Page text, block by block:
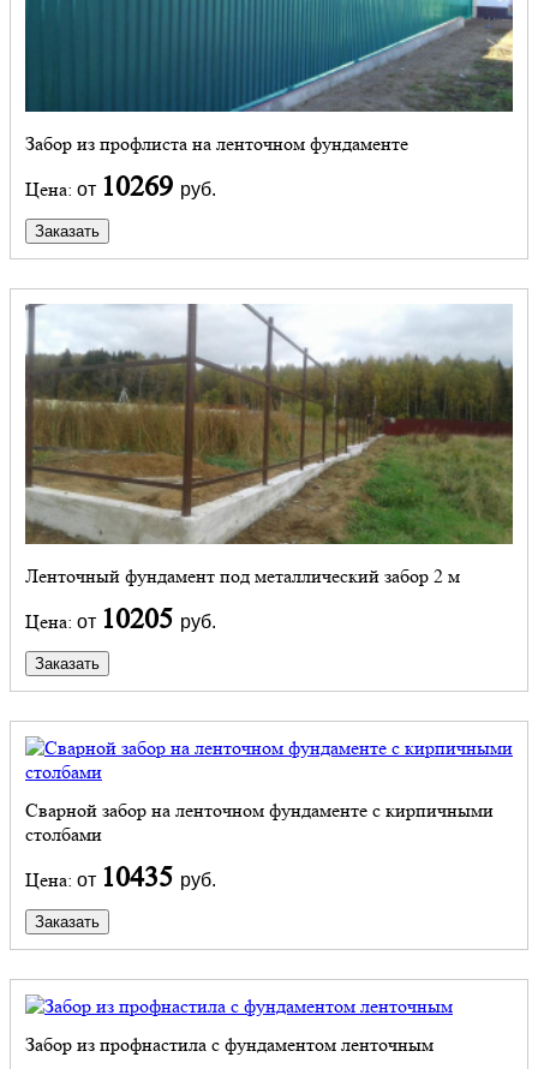
Забор из профлиста на ленточном фундаменте
Цена: от 10269 руб.
Заказать
Ленточный фундамент под металлический забор 2 м
Цена: от 10205 руб.
Заказать
Сварной забор на ленточном фундаменте с кирпичными
столбами
Цена: от 10435 руб.
Заказать
Забор из профнастила с фундаментом ленточным